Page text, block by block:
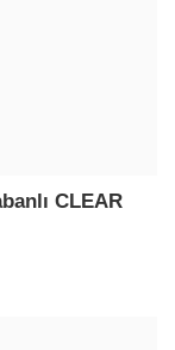
CLEAR